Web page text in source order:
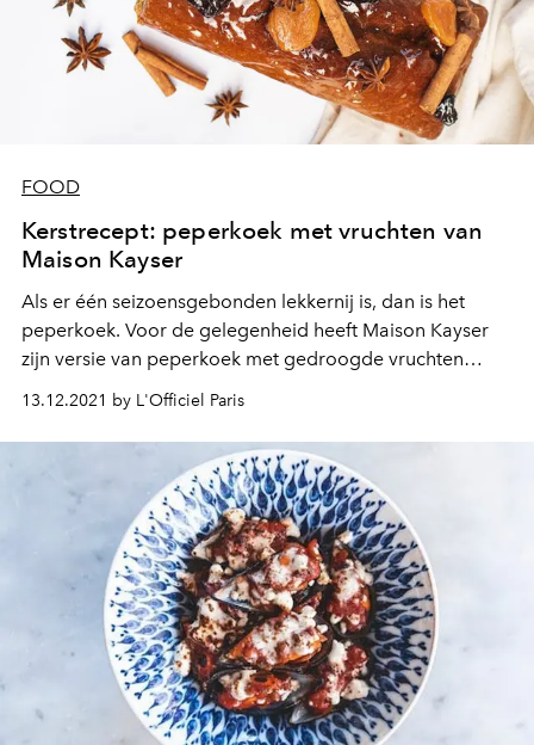
FOOD
Kerstrecept: peperkoek met vruchten van
Maison Kayser
Als er één seizoensgebonden lekkernij is, dan is het
peperkoek. Voor de gelegenheid heeft Maison Kayser
zijn versie van peperkoek met gedroogde vruchten
onthuld - waarbij gedroogde abrikozen, amandelen,
gekonfijte sinaasappelen, pruimen, kaneel en steranijs
op subtiele wijze worden gecombineerd in deze met
honing gearomatiseerde koek.
13.12.2021 by L'Officiel Paris